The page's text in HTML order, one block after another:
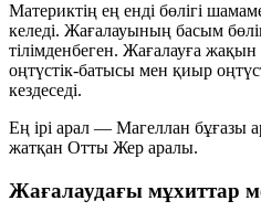
Материктің ең енді бөлігі
келеді. Жағалауының басым
тілімденбеген. Жағалауға жақын
оңтүстік-батысы мен қиыр
кездеседі.
Ең ірі арал — Магеллан бұғазы
жатқан Отты Жер аралы.
Жағалаудағы мұхиттар